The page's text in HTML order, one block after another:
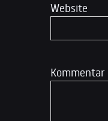
Kommentar
Website